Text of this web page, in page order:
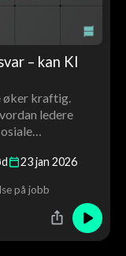
– kan KI
kraftig.
ledere
23jan 2026
på jobb